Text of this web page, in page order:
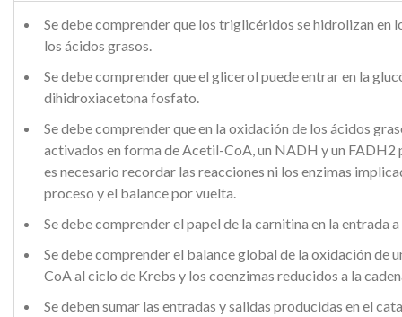
Se debe comprender que los triglicéridos se hidrolizan en
los ácidos grasos.
Se debe comprender que el glicerol puede entrar en la
dihidroxiacetona fosfato.
Se debe comprender que en la oxidación de los ácidos
activados en forma de Acetil-CoA, un NADH y un FADH2
es necesario recordar las reacciones ni los enzimas
proceso y el balance por vuelta.
Se debe comprender el papel de la carnitina en la entrada
Se debe comprender el balance global de la oxidación de
CoA al ciclo de Krebs y los coenzimas reducidos a la
Se deben sumar las entradas y salidas producidas en el